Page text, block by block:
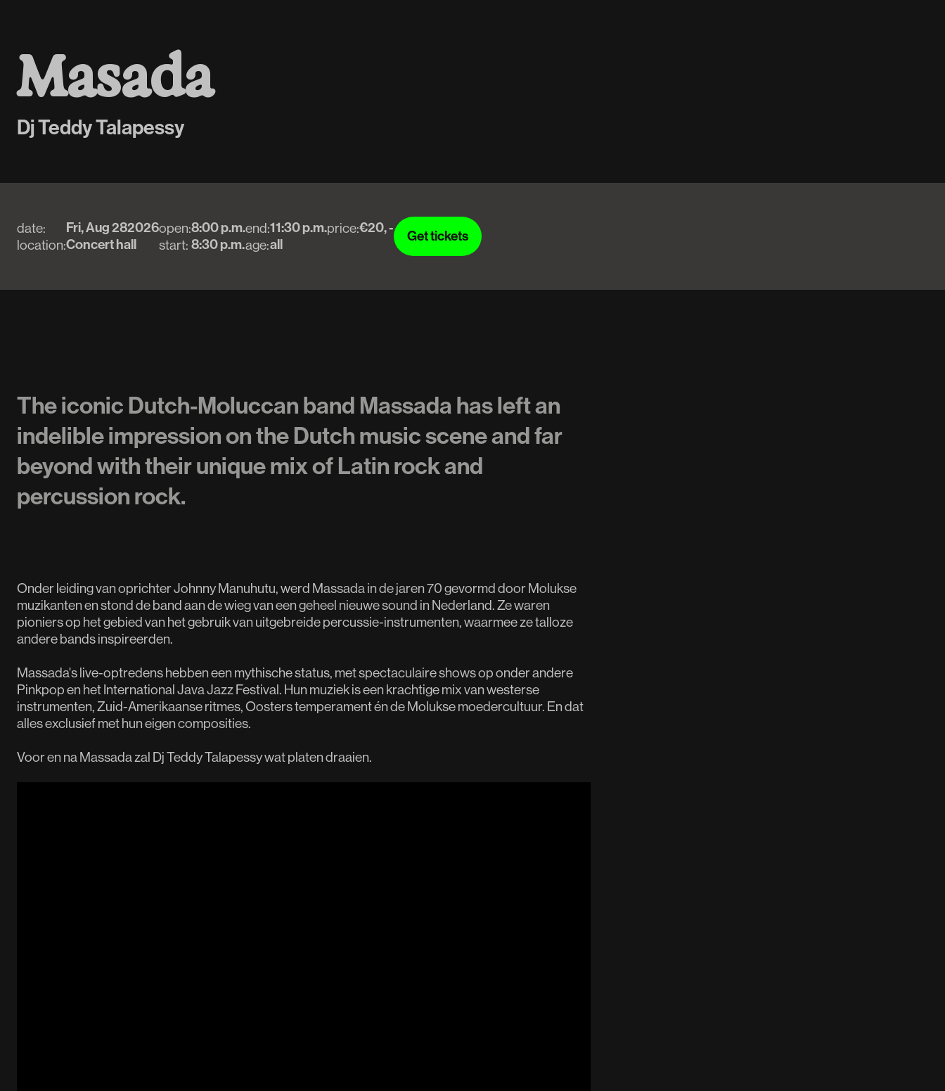
Masada
Dj Teddy Talapessy
date:
location:
Fri, Aug 282026
Concert hall
open:
start:
8:00 p.m.
8:30 p.m.
end:
age:
11:30 p.m.
all
price:€20, -
Get tickets
Get tickets
The iconic Dutch-Moluccan band Massada has left an
indelible impression on the Dutch music scene and far
beyond with their unique mix of Latin rock and
percussion rock.
Onder leiding van oprichter Johnny Manuhutu, werd Massada in de jaren 70 gevormd door Molukse
muzikanten en stond de band aan de wieg van een geheel nieuwe sound in Nederland. Ze waren
pioniers op het gebied van het gebruik van uitgebreide percussie-instrumenten, waarmee ze talloze
andere bands inspireerden.
Massada's live-optredens hebben een mythische status, met spectaculaire shows op onder andere
Pinkpop en het International Java Jazz Festival. Hun muziek is een krachtige mix van westerse
instrumenten, Zuid-Amerikaanse ritmes, Oosters temperament én de Molukse moedercultuur. En dat
alles exclusief met hun eigen composities.
Voor en na Massada zal Dj Teddy Talapessy wat platen draaien.